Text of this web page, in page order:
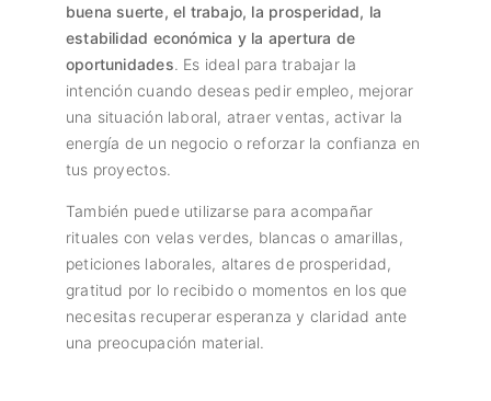
buena suerte, el trabajo, la prosperidad, la
estabilidad económica y la apertura de
oportunidades. Es ideal para trabajar la
intención cuando deseas pedir empleo, mejorar
una situación laboral, atraer ventas, activar la
energía de un negocio o reforzar la confianza en
tus proyectos.
También puede utilizarse para acompañar
rituales con velas verdes, blancas o amarillas,
peticiones laborales, altares de prosperidad,
gratitud por lo recibido o momentos en los que
necesitas recuperar esperanza y claridad ante
una preocupación material.